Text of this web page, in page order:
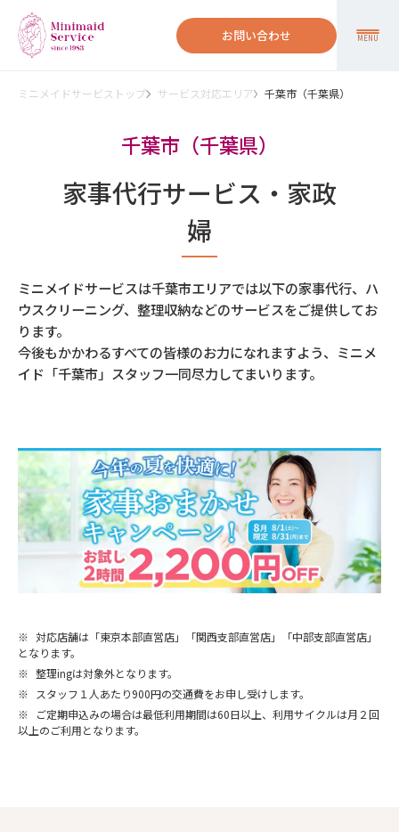
お問い合わせ MENU
ミニメイドサービストップ サービス対応エリア 千葉市（千葉県）
千葉市（千葉県）
家事代行サービス・家政
婦
ミニメイドサービスは千葉市エリアでは以下の家事代行、ハ
ウスクリーニング、整理収納などのサービスをご提供してお
ります。
今後もかかわるすべての皆様のお力になれますよう、ミニメ
イド「千葉市」スタッフ一同尽力してまいります。
※ 対応店舗は「東京本部直営店」「関西支部直営店」「中部支部直営店」
となります。
※ 整理ingは対象外となります。
※
スタッフ１人あたり900円の交通費をお申し受けします。
※
ご定期申込みの場合は最低利用期間は60日以上、利用サイクルは月２回
以上のご利用となります。